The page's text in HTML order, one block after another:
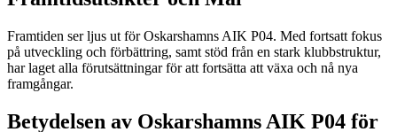
Framtiden ser ljus ut för Oskarshamns AIK P04. Med fortsatt fokus
på utveckling och förbättring, samt stöd från en stark klubbstruktur,
har laget alla förutsättningar för att fortsätta att växa och nå nya
framgångar.
Betydelsen av Oskarshamns AIK P04 för